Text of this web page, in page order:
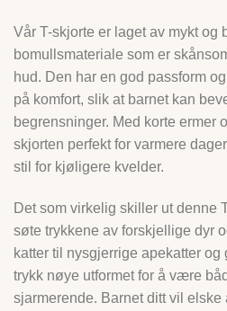
Vår T-skjorte er laget av mykt og
bomullsmateriale som er
hud. Den har en god passform
på komfort, slik at barnet kan
begrensninger. Med korte ermer
skjorten perfekt for varmere
stil for kjøligere kvelder.
Det som virkelig skiller ut denne
søte trykkene av forskjellige dyr
katter til nysgjerrige apekatter og
trykk nøye utformet for å være
sjarmerende. Barnet ditt vil